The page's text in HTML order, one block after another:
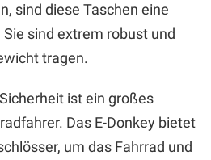
sind diese Taschen eine
sind extrem robust und
tragen.
ist ein großes
Das E-Donkey bietet
um das Fahrrad und